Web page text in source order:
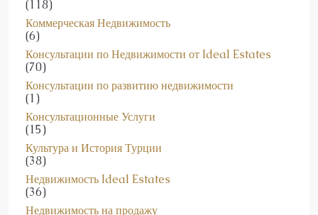
Коммерческая Недвижимость
(6)
Консультации по Недвижимости от Ideal Estates
(70)
Консультации по развитию недвижимости
(1)
Консультационные Услуги
(15)
Культура и История Турции
(38)
Недвижимость Ideal Estates
(36)
Недвижимость на продажу
(87)